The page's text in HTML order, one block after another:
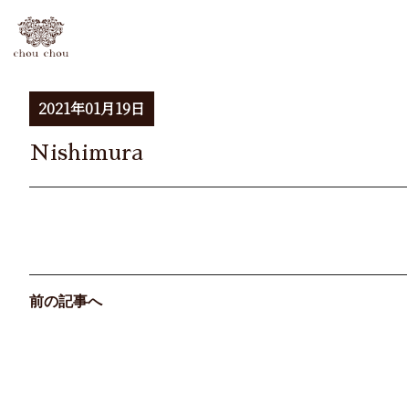
2021年01月19日
Nishimura
前の記事へ